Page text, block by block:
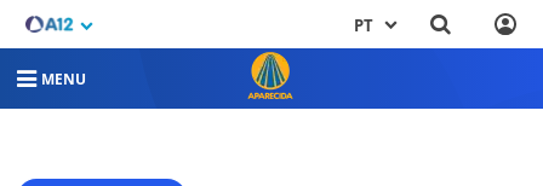
PT
MENU